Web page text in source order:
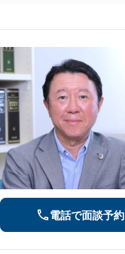
電話で面談予約